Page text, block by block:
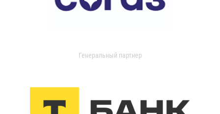
Генеральный партнер